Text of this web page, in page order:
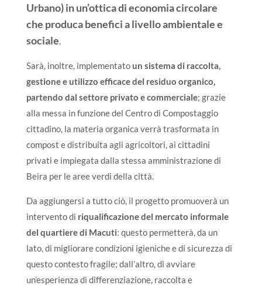
Urbano) in un’ottica di economia circolare
che produca benefici a livello ambientale e
sociale
Sarà, inoltre, implementatoun sistema di raccolta,
gestione e utilizzo efficace del residuo organico,
partendo dal settore privato e commerciale; grazie
alla messa in funzione del Centro di Compostaggio
cittadino, la materia organica verrà trasformata in
compost e distribuita agli agricoltori, ai cittadini
privati e impiegata dalla stessa amministrazione di
Beira per le aree verdi della città.
Da aggiungersi a tutto ciò, il progetto promuoverà un
intervento di riqualificazione del mercato informale
del quartiere di Macuti: questo permetterà, da un
lato, di migliorare condizioni igieniche e di sicurezza di
questo contesto fragile; dall’altro, di avviare
un’esperienza di differenziazione, raccolta e